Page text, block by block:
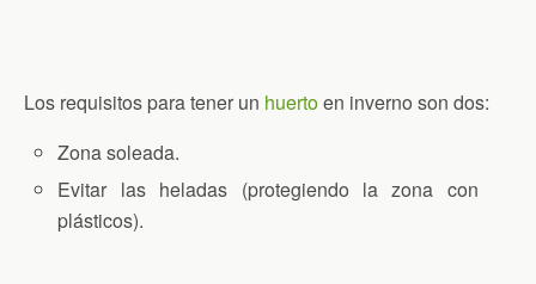
Los requisitos para tener un huertoen inverno son dos:
Zona soleada.
Evitar las heladas (protegiendo la zona con
plásticos).